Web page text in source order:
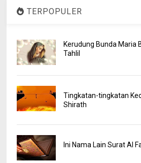
TERPOPULER
Kerudung Bunda Maria
Tahlil
Tingkatan-tingkatan
Shirath
Ini Nama Lain Surat Al